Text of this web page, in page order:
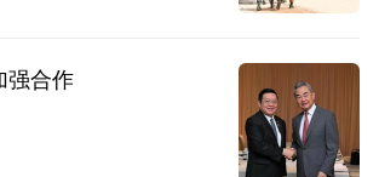
强合作